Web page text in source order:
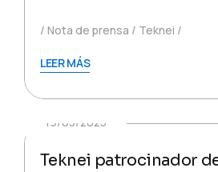
Nota de prensa Teknei
LEER MÁS
19/03/2025
Teknei patrocinador